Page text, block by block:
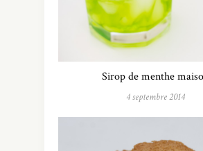
Sirop de menthe
4 septembre 2014